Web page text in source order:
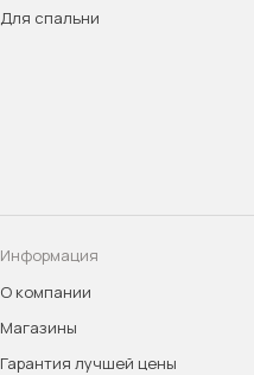
Для спальни
Информация
О компании
Магазины
Гарантия лучшей цены